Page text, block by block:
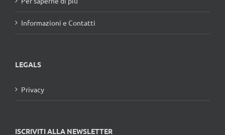
Informazioni e Contatti
LEGALS
Privacy
ISCRIVITI ALLA NEWSLETTER